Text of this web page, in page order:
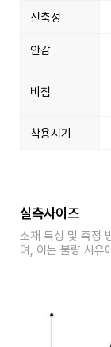
신축성
안감
비침
착용시기
실측사이즈
소재 특성 및 측정
며, 이는 불량 사유